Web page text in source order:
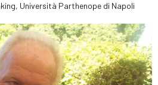
Università Parthenope di Napoli